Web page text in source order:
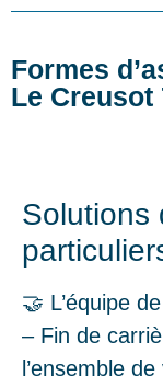
Formes
Le Creusot
Solutions
🤝 L’équipe
– Fin de
l’ensemble